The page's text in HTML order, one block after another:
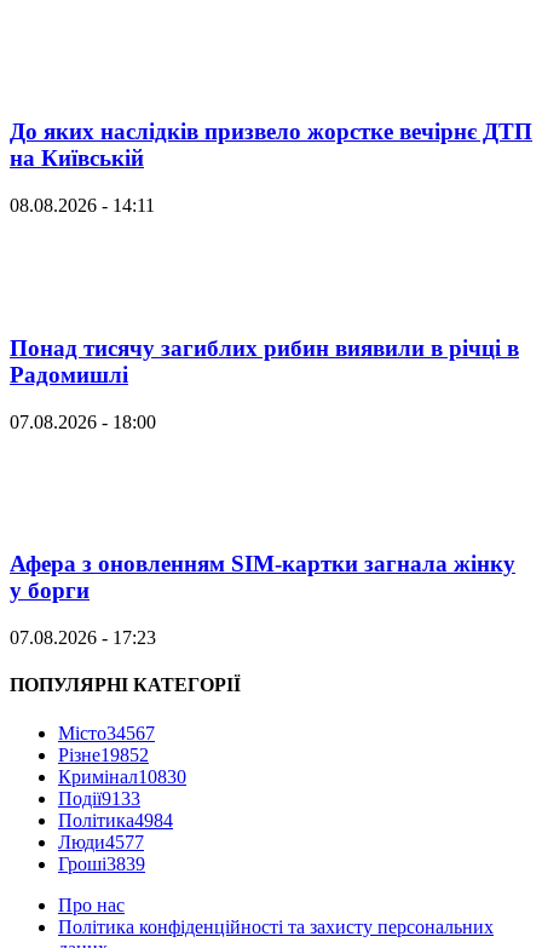
До яких наслідків призвело жорстке вечірнє ДТП
на Київській
08.08.2026 - 14:11
Понад тисячу загиблих рибин виявили в річці в
Радомишлі
07.08.2026 - 18:00
Афера з оновленням SIM-картки загнала жінку
у борги
07.08.2026 - 17:23
ПОПУЛЯРНІ КАТЕГОРІЇ
Місто34567
Різне19852
Кримінал10830
Події9133
Політика4984
Люди4577
Гроші3839
Про нас
Політика конфіденційності та захисту персональних